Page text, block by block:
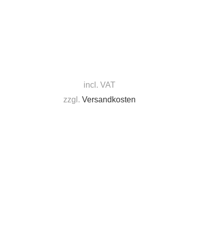
incl. VAT
zzgl.Versandkosten